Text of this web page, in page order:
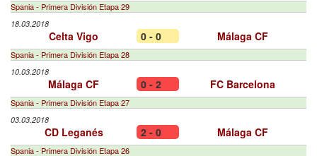
Spania - Primera División Etapa 29
18.03.2018
Celta Vigo 0 - 0 Málaga CF
Spania - Primera División Etapa 28
10.03.2018
Málaga CF 0 - 2 FC Barcelona
Spania - Primera División Etapa 27
03.03.2018
CD Leganés 2 - 0 Málaga CF
Spania - Primera División Etapa 26